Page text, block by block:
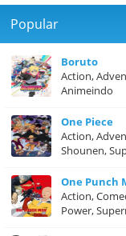
Popular
Boruto
Action,
Animeindo
One Piece
Action,
Shounen,
One Punch
Action,
Power,